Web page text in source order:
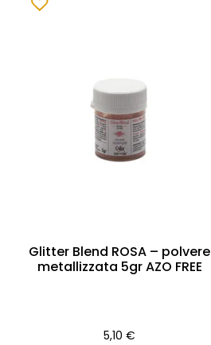
Glitter Blend ROSA – polvere
metallizzata 5gr AZO FREE
5,10€